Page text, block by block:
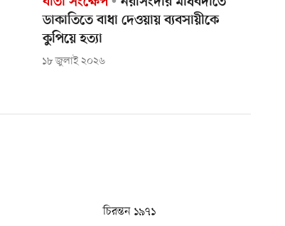
ডাকাতিতে বাধা দেওয়ায় ব্যবসায়ীকে
কুপিয়ে হত্যা
১৮ জুলাই ২০২৬
চিরন্তন ১৯৭১